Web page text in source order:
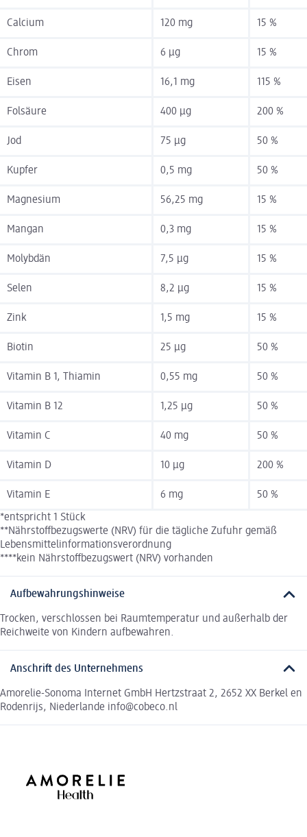
Calcium 120 mg 15 %
Chrom 6 µg 15 %
Eisen 16,1 mg 115 %
Folsäure 400 µg 200 %
Jod 75 µg 50 %
Kupfer 0,5 mg 50 %
Magnesium 56,25 mg 15 %
Mangan 0,3 mg 15 %
Molybdän 7,5 µg 15 %
Selen 8,2 µg 15 %
Zink 1,5 mg 15 %
Biotin 25 µg 50 %
Vitamin B 1, Thiamin 0,55 mg 50 %
Vitamin B 12 1,25 µg 50 %
Vitamin C 40 mg 50 %
Vitamin D 10 µg 200 %
Vitamin E 6 mg 50 %
*entspricht 1 Stück
**Nährstoffbezugswerte (NRV) für die tägliche Zufuhr gemäß
Lebensmittelinformationsverordnung
****kein Nährstoffbezugswert (NRV) vorhanden
Aufbewahrungshinweise
Trocken, verschlossen bei Raumtemperatur und außerhalb der
Reichweite von Kindern aufbewahren.
Anschrift des Unternehmens
Amorelie-Sonoma Internet GmbH Hertzstraat 2, 2652 XX Berkel en
Rodenrijs, Niederlande info@cobeco.nl